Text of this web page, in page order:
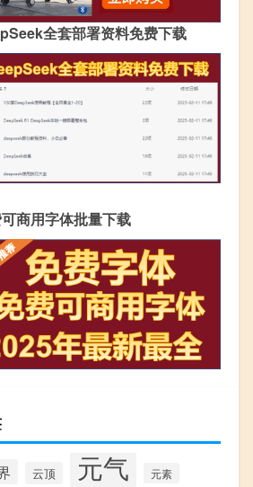
全套部署资料免费下载
商用字体批量下载
云顶 元气 元素